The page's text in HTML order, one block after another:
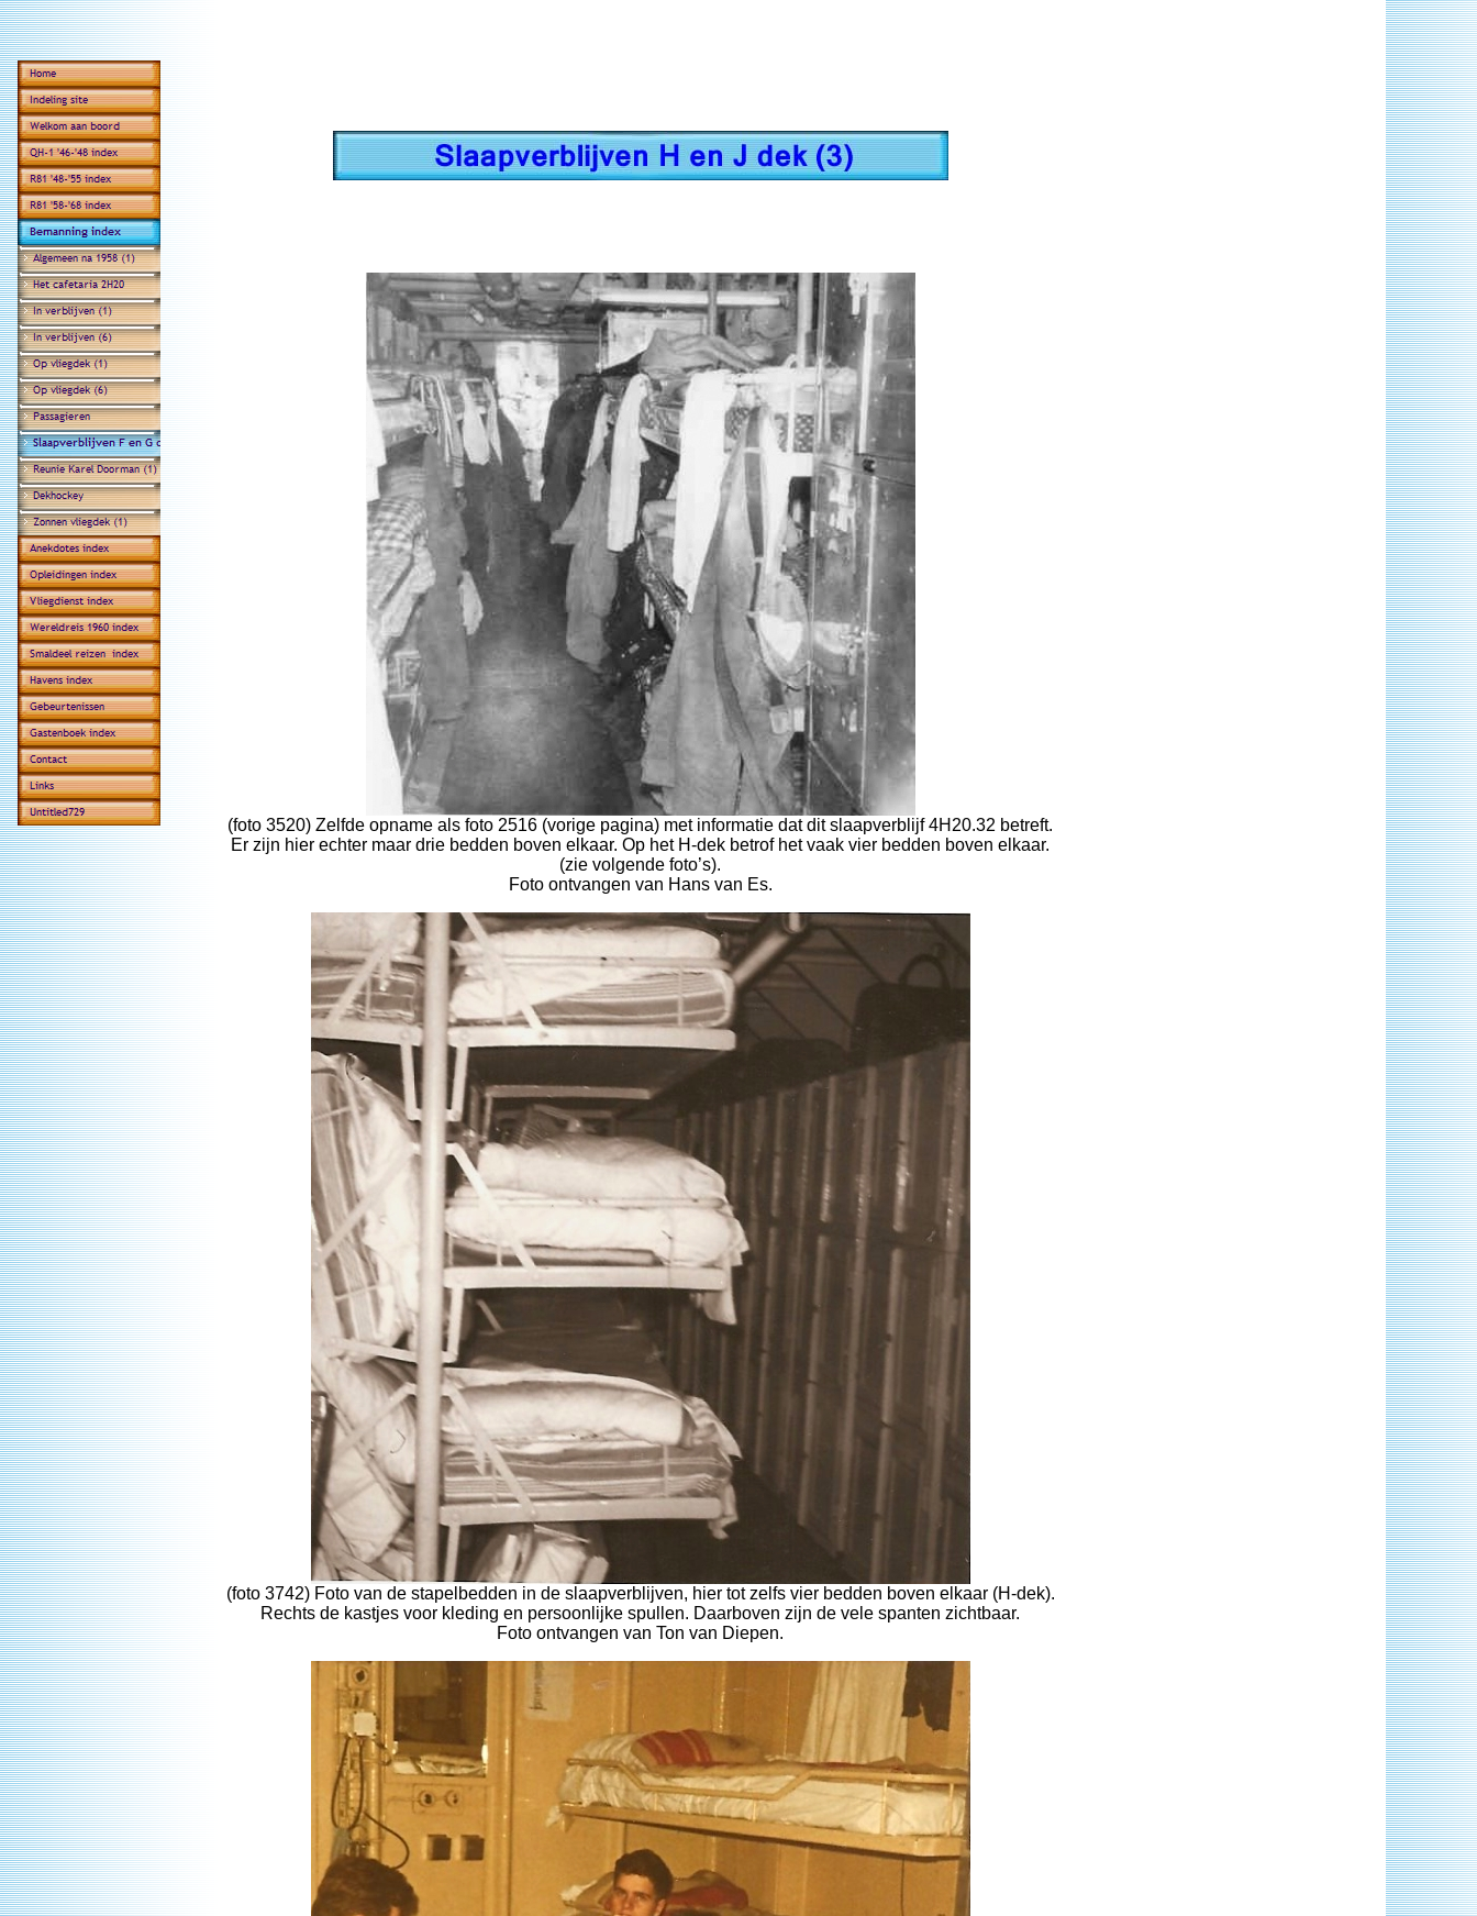
(foto 3520) Zelfde opname als foto 2516 (vorige pagina) met informatie dat dit slaapverblijf 4H20.32 betreft.
Er zijn hier echter maar drie bedden boven elkaar. Op het H-dek betrof het vaak vier bedden boven elkaar.
(zie volgende foto’s).
Foto ontvangen van Hans van Es.
(foto 3742) Foto van de stapelbedden in de slaapverblijven, hier tot zelfs vier bedden boven elkaar (H-dek).
Rechts de kastjes voor kleding en persoonlijke spullen. Daarboven zijn de vele spanten zichtbaar.
Foto ontvangen van Ton van Diepen.